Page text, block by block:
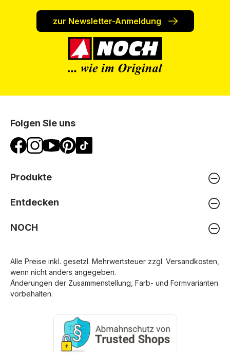
zur Newsletter-Anmeldung
Folgen Sie uns
Produkte
Entdecken
NOCH
Alle Preise inkl. gesetzl. Mehrwertsteuer zzgl. Versandkosten
wenn nicht anders angegeben.
Änderungen der Zusammenstellung, Farb- und Formvarianten
vorbehalten.